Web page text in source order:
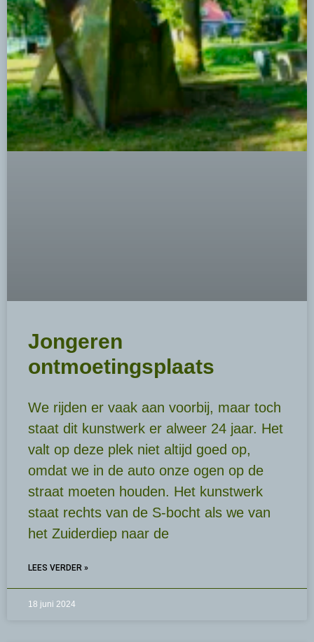
Jongeren
ontmoetingsplaats
We rijden er vaak aan voorbij, maar toch
staat dit kunstwerk er alweer 24 jaar. Het
valt op deze plek niet altijd goed op,
omdat we in de auto onze ogen op de
straat moeten houden. Het kunstwerk
staat rechts van de S-bocht als we van
het Zuiderdiep naar de
LEES VERDER »
18 juni 2024